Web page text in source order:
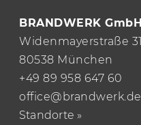
BRANDWERK GmbH
Widenmayerstraße 31
80538 München
+49 89 958 647 60
office@brandwerk.de
Standorte »